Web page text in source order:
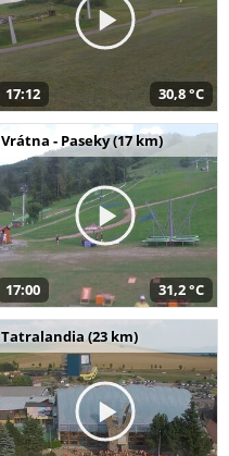
17:12 30,8 °C
Vrátna - Paseky (17 km)
17:00 31,2 °C
Tatralandia (23 km)